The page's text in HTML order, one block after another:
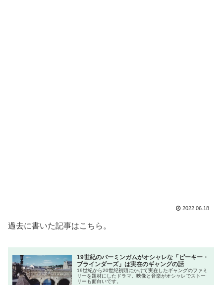
2022.06.18
過去に書いた記事はこちら。
19世紀のバーミンガムがオシャレな「ピーキー・
ブラインダーズ」は実在のギャングの話
19世紀から20世紀初頭にかけて実在したギャングのファミ
リーを題材にしたドラマ。映像と音楽がオシャレでストー
リーも面白いです。